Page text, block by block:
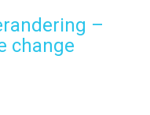
–
change